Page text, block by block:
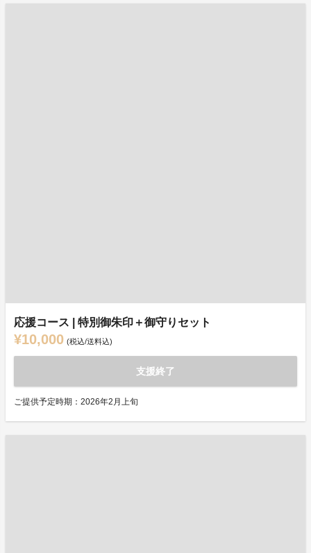
応援コース | 特別御朱印＋御守りセット
¥10,000 (税込/送料込)
支援終了
ご提供予定時期：2026年2月上旬